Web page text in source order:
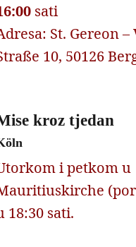
sati
St. Gereon –
10, 50126
kroz tjedan
i petkom u
18:30 sati.